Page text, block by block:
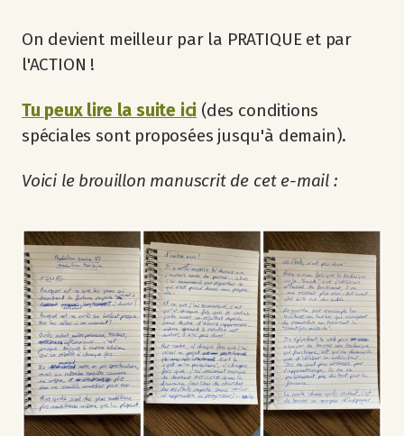
On devient meilleur par la PRATIQUE et par
l'ACTION !
Tu peux lire la suite ici (des conditions
spéciales sont proposées jusqu'à demain).
Voici le brouillon manuscrit de cet e-mail :